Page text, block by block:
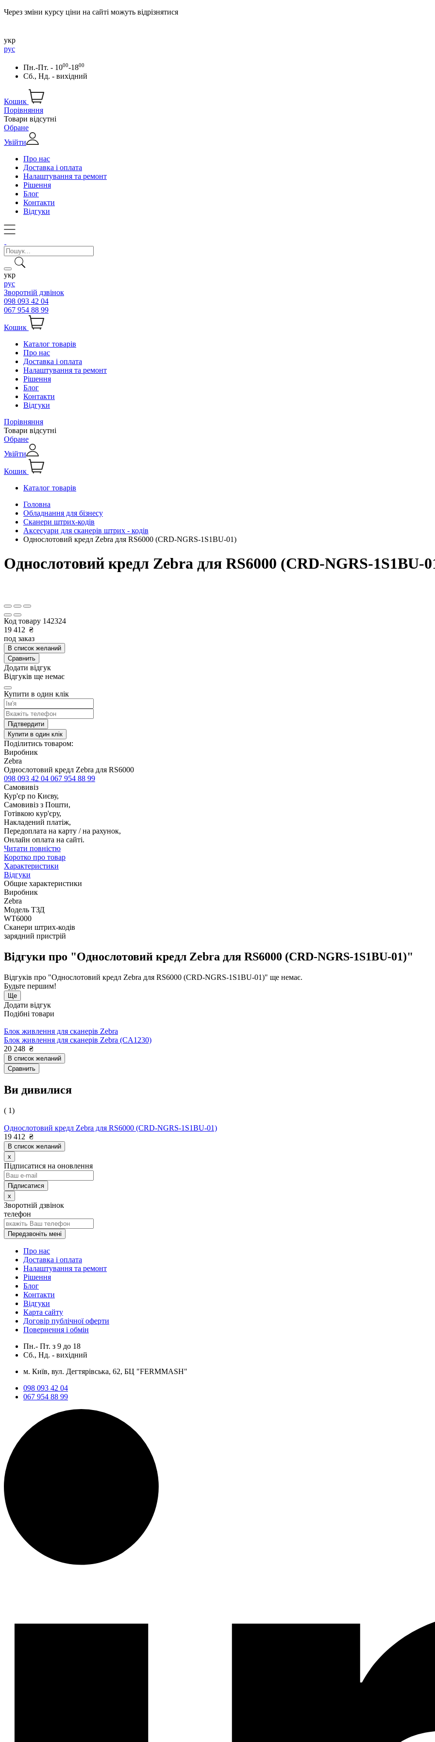
Через зміни курсу ціни на сайті можуть відрізнятися
укр
рус
Пн.-Пт. - 1000-1800
Сб., Нд. - вихідний
Кошик
Порівняння
Товари відсутні
Обране
Увійти
Про нас
Доставка і оплата
Налаштування та ремонт
Рішення
Блог
Контакти
Відгуки
укр
рус
Зворотній дзвінок
098 093 42 04
067 954 88 99
Кошик
Каталог товарів
Про нас
Доставка і оплата
Налаштування та ремонт
Рішення
Блог
Контакти
Відгуки
Порівняння
Товари відсутні
Обране
Увійти
Кошик
Каталог товарів
Головна
Обладнання для бізнесу
Сканери штрих-кодів
Аксесуари для сканерів штрих - кодів
Однослотовий кредл Zebra для RS6000 (CRD-NGRS-1S1BU-01)
Однослотовий кредл Zebra для RS6000 (CRD-NGRS-1S1BU-
Код товару 142324
19 412 ₴
под заказ
В список желаний
Сравнить
Додати відгук
Відгуків ще немає
Купити в один клік
Підтвердити
Купити в один клік
Поділитись товаром:
Виробник
Zebra
Однослотовий кредл Zebra для RS6000
098 093 42 04 067 954 88 99
Самовивіз
Кур'єр по Києву,
Самовивіз з Пошти,
Готівкою кур'єру,
Накладений платіж,
Передоплата на карту / на рахунок,
Онлайн оплата на сайті.
Читати повністю
Коротко про товар
Характеристики
Відгуки
Общие характеристики
Виробник
Zebra
Модель ТЗД
WT6000
Сканери штрих-кодів
зарядний пристрій
Відгуки про "Однослотовий кредл Zebra для RS6000 (CRD-NGRS-1S1BU-01)"
Відгуків про "Однослотовий кредл Zebra для RS6000 (CRD-NGRS-1S1BU-01)" ще немає.
Будьте першим!
Ще
Додати відгук
Подібні товари
Блок живлення для сканерів Zebra
Блок живлення для сканерів Zebra (CA1230)
20 248 ₴
В список желаний
Сравнить
Ви дивилися
( 1)
Однослотовий кредл Zebra для RS6000 (CRD-NGRS-1S1BU-01)
19 412 ₴
В список желаний
x
Підписатися на оновлення
x
Зворотній дзвінок
телефон
Передзвоніть мені
Про нас
Доставка і оплата
Налаштування та ремонт
Рішення
Блог
Контакти
Відгуки
Карта сайту
Договір публічної оферти
Повернення і обмін
Пн.- Пт. з 9 до 18
Сб., Нд. - вихідний
м. Київ, вул. Дегтярівська, 62, БЦ "FERMMASH"
098 093 42 04
067 954 88 99